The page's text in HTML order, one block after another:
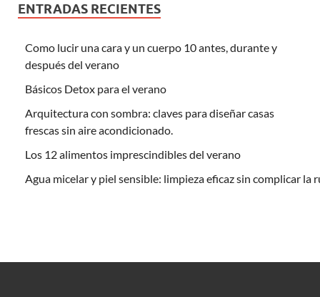
ENTRADAS RECIENTES
Como lucir una cara y un cuerpo 10 antes, durante y
después del verano
Básicos Detox para el verano
Arquitectura con sombra: claves para diseñar casas
frescas sin aire acondicionado.
Los 12 alimentos imprescindibles del verano
Agua micelar y piel sensible: limpieza eficaz sin complicar la